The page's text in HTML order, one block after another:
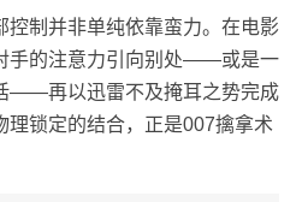
控制并非单纯依靠蛮力。在电影
手的注意力引向别处——或是一
——再以迅雷不及掩耳之势完成
理锁定的结合，正是007擒拿术